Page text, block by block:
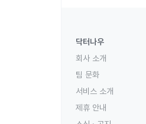
닥터나우
회사 소개
팀 문화
서비스 소개
제휴 안내